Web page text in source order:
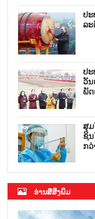
ປະ
ລະ
ປະ
ວັນ
ພັດ
ສຸ
ຊິນ
ກວ່
ອ່ານສື່ສິ່ງພິມ